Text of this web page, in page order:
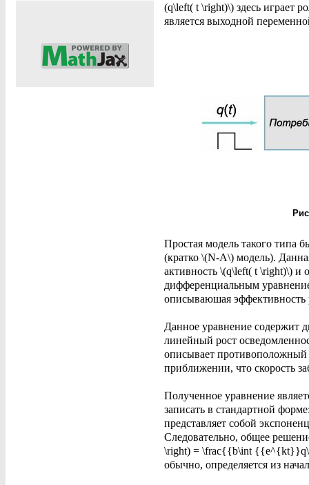
(q\left( t \right)\) здесь играет
является выходной
Простая модель такого типа
(кратко \(N-A\) модель).
активность \(q\left( t \right)\) и
дифференциальным
описываюшая эффективность
Данное уравнение содержит
линейный рост
описывает
приближении, что скорость
Полученное уравнение
записать в стандартной
представляет собой
Следовательно, общее
\right) = \frac{{b\int
обычно, определяется из